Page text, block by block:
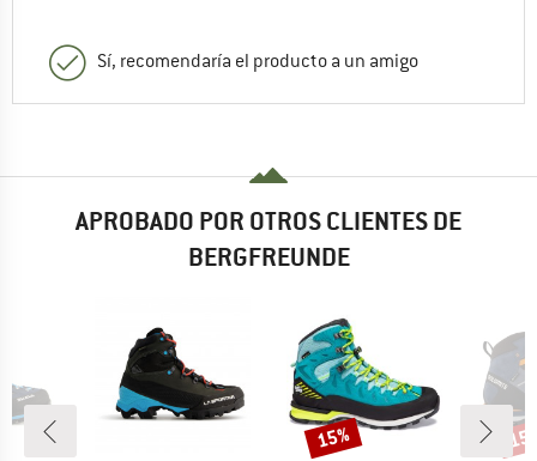
Sí, recomendaría el producto a un amigo
APROBADO POR OTROS CLIENTES DE
BERGFREUNDE
Descuento
15%